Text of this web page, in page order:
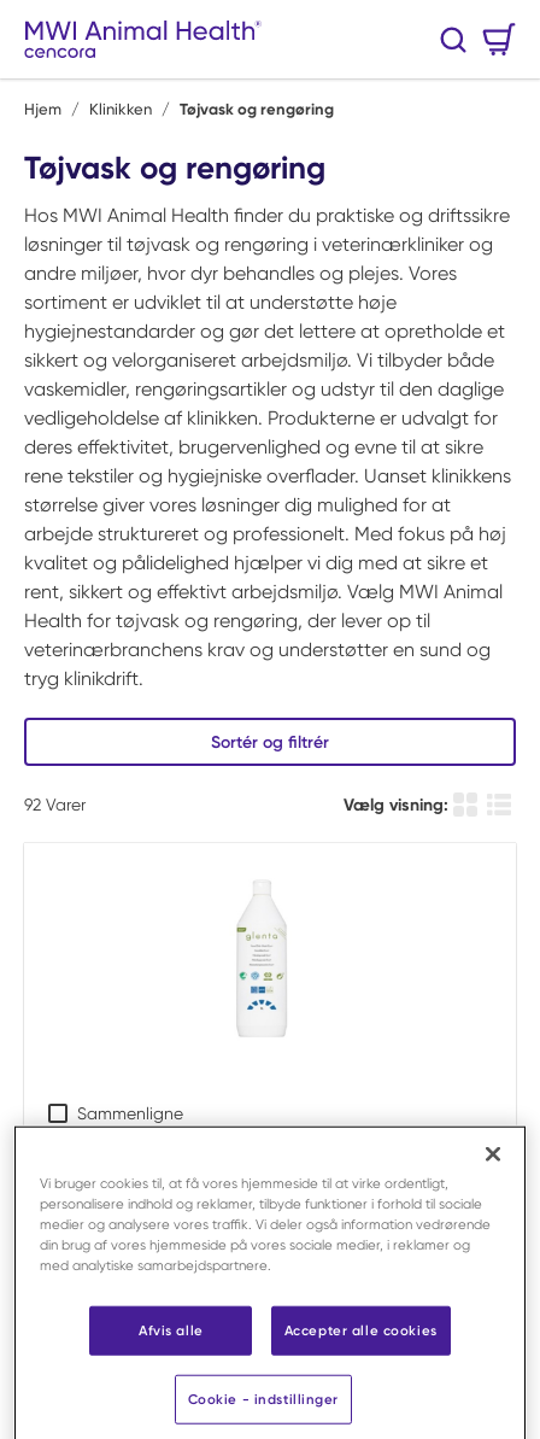
Spring til hovedindhold
Søg
Hjem / Klinikken / Tøjvask og rengøring
Tøjvask og rengøring
Hos MWI Animal Health finder du praktiske og driftssikre
løsninger til tøjvask og rengøring i veterinærkliniker og
andre miljøer, hvor dyr behandles og plejes. Vores
sortiment er udviklet til at understøtte høje
hygiejnestandarder og gør det lettere at opretholde et
sikkert og velorganiseret arbejdsmiljø. Vi tilbyder både
vaskemidler, rengøringsartikler og udstyr til den daglige
vedligeholdelse af klinikken. Produkterne er udvalgt for
deres effektivitet, brugervenlighed og evne til at sikre
rene tekstiler og hygiejniske overflader. Uanset klinikkens
størrelse giver vores løsninger dig mulighed for at
arbejde struktureret og professionelt. Med fokus på høj
kvalitet og pålidelighed hjælper vi dig med at sikre et
rent, sikkert og effektivt arbejdsmiljø. Vælg MWI Animal
Health for tøjvask og rengøring, der lever op til
veterinærbranchens krav og understøtter en sund og
tryg klinikdrift.
Sortér og filtrér
92 Varer Vælg visning:
Sammenligne
Glenta Eco+ Håndopvaskemiddel
uparfumeret 1 liter /stk
Varenr: F604253
Stor pakke: 12 x salgsenhed
Vi bruger cookies til, at få vores hjemmeside til at virke ordentligt,
personalisere indhold og reklamer, tilbyde funktioner i forhold til sociale
medier og analysere vores traffik. Vi deler også information vedrørende
din brug af vores hjemmeside på vores sociale medier, i reklamer og
med analytiske samarbejdspartnere.
Afvis alle Accepter alle cookies
Cookie - indstillinger